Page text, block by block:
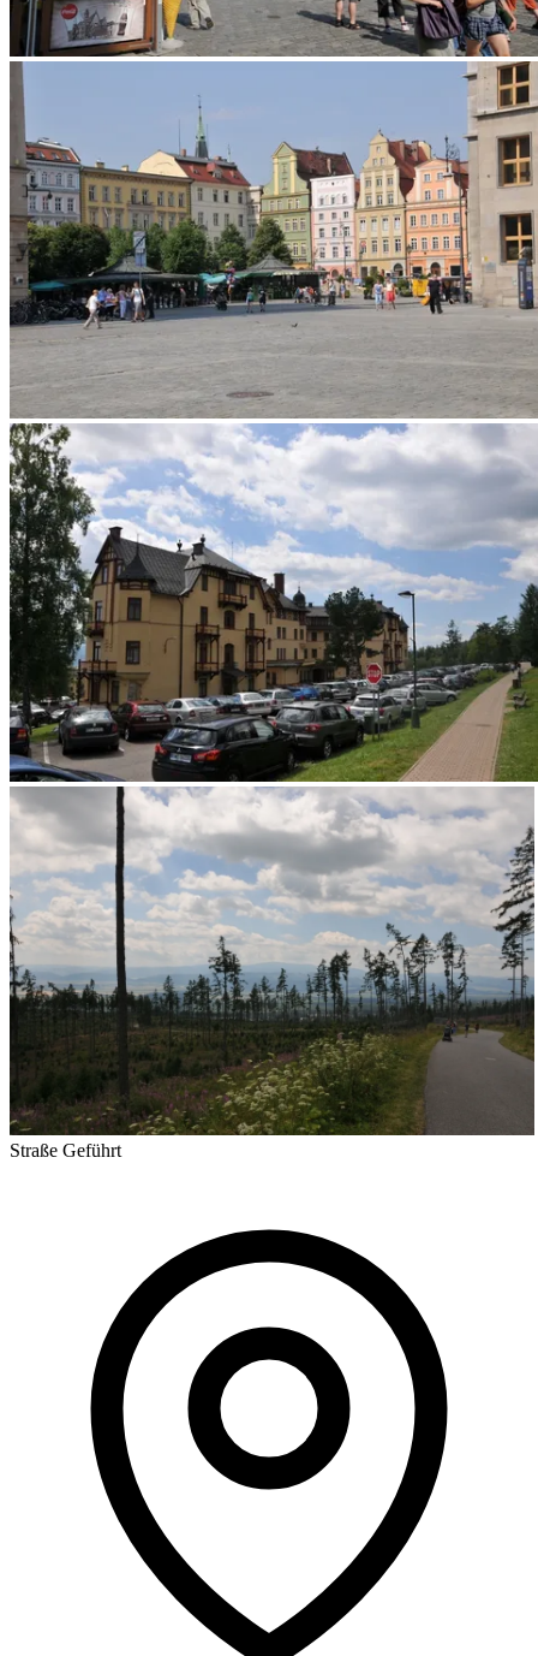
Straße Geführt